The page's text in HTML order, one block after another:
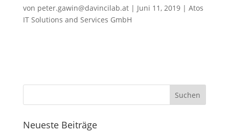
von peter.gawin@davincilab.at| Juni 11, 2019| Atos
IT Solutions and Services GmbH
Neueste Beiträge